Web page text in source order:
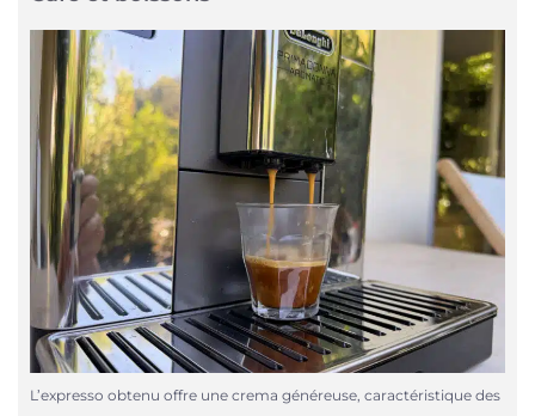
L’expresso obtenu offre une crema généreuse, caractéristique des